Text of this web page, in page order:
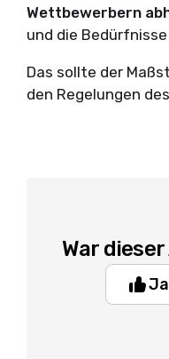
Wettbewerbern
und die
Das sollte der
den Regelungen
War
Ja